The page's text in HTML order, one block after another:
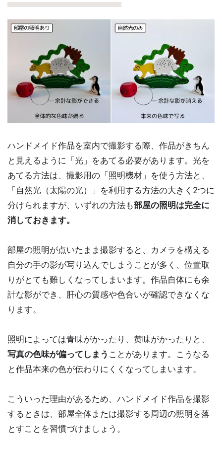
ハンドメイド作品を室内で撮影する際、作品がきちん
と見えるように「光」をあてる必要があります。光を
あてる方法は、撮影用の「照明機材」を使う方法と、
「自然光（太陽の光）」を利用する方法の大きく2つに
分けられますが、いずれの方法も部屋の照明は完全に
消しておきます。
部屋の照明が点いたまま撮影すると、カメラを構える
自分の手の影が写り込んでしまうことが多く、位置取
りがとても難しくなってしまいます。作品自体にも余
計な影ができ、肝心の質感や色合いが確認できなくな
ります。
照明によっては青味がかったり、黄味がかったりと、
写真の色味が偏ってしまう ことがあります。こうなる
と作品本来の色が伝わりにくくなってしまいます。
こういった理由があるため、ハンドメイド作品を撮影
するときは、部屋全体または撮影する周辺の照明を落
とすことを習慣づけましょう。